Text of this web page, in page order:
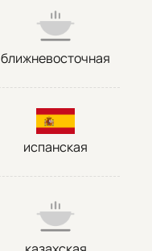
ближневосточная
испанская